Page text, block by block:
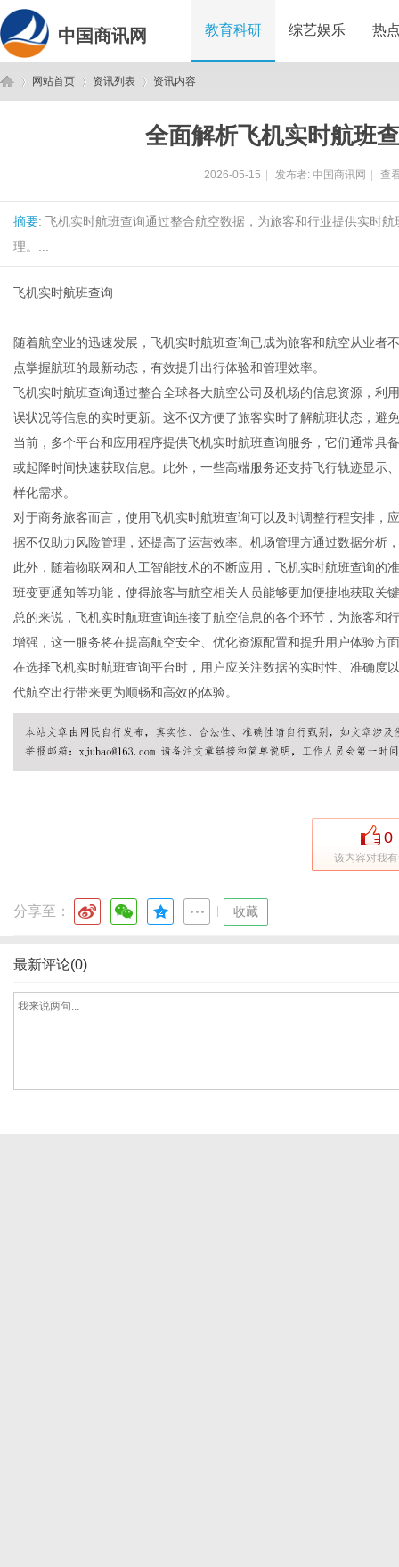
中国商讯网 教育科研 综艺娱乐 热
网站首页 资讯列表 资讯内容
全面解析飞机实时航班
2026-05-15 发布者: 中国商讯网 查
摘要: 飞机实时航班查询通过整合航空数据，为旅客和行业提供实时
理。...
飞机实时航班查询
随着航空业的迅速发展，飞机实时航班查询已成为旅客和航空从业者
点掌握航班的最新动态，有效提升出行体验和管理效率。
飞机实时航班查询通过整合全球各大航空公司及机场的信息资源，利
误状况等信息的实时更新。这不仅方便了旅客实时了解航班状态，避
当前，多个平台和应用程序提供飞机实时航班查询服务，它们通常具
或起降时间快速获取信息。此外，一些高端服务还支持飞行轨迹显示
样化需求。
对于商务旅客而言，使用飞机实时航班查询可以及时调整行程安排，
据不仅助力风险管理，还提高了运营效率。机场管理方通过数据分析
此外，随着物联网和人工智能技术的不断应用，飞机实时航班查询的
班变更通知等功能，使得旅客与航空相关人员能够更加便捷地获取关
总的来说，飞机实时航班查询连接了航空信息的各个环节，为旅客和
增强，这一服务将在提高航空安全、优化资源配置和提升用户体验方
在选择飞机实时航班查询平台时，用户应关注数据的实时性、准确度
代航空出行带来更为顺畅和高效的体验。
0
该内容对我
分享至： 收藏
最新评论(0)